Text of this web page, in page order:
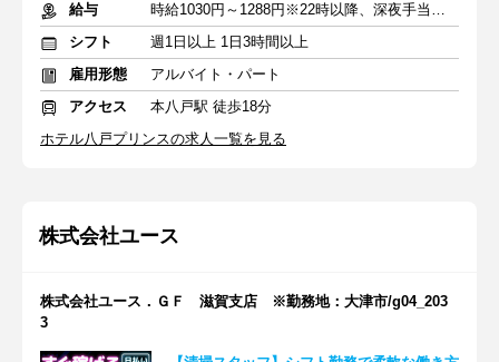
給与
時給1030円～1288円※22時以降、深夜手当で時給25％UP
シフト
週1日以上 1日3時間以上
雇用形態
アルバイト・パート
アクセス
本八戸駅 徒歩18分
ホテル八戸プリンスの求人一覧を見る
株式会社ユース
株式会社ユース．ＧＦ 滋賀支店 ※勤務地：大津市/g04_203
3